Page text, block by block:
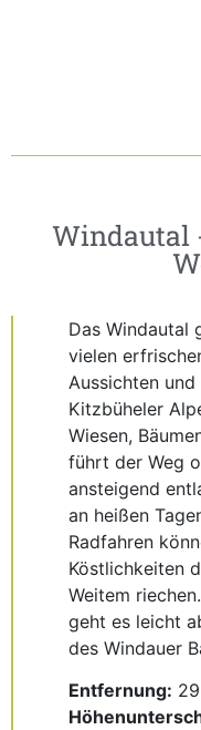
Windautal
Das Windautal
vielen
Aussichten
Kitzbüheler
Wiesen,
führt der Weg
ansteigend
an heißen
Radfahren
Köstlichkeiten
Weitem
geht es leicht
des Windauer
Entfernung: